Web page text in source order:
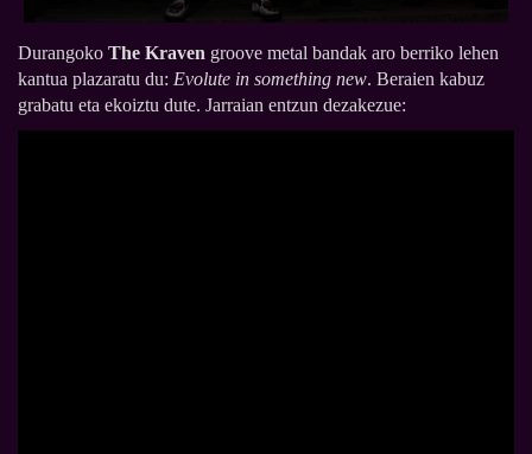
Durangoko The Kraven groove metal bandak aro berriko lehen
kantua plazaratu du: Evolute in something new. Beraien kabuz
grabatu eta ekoiztu dute. Jarraian entzun dezakezue: